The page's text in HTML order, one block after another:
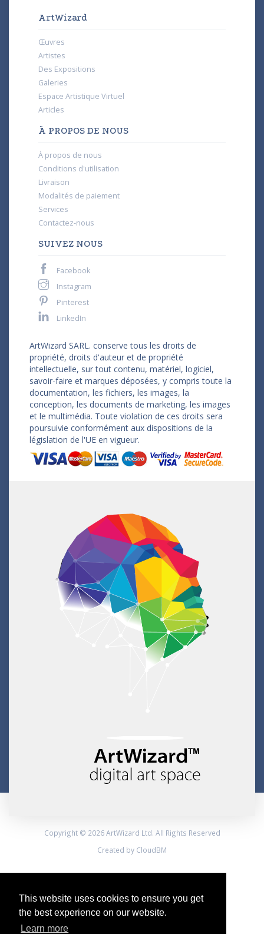
This website uses cookies to ensure you get
the best experience on our website.
Learn more
ArtWizard
Œuvres
Artistes
Des Expositions
Galeries
Espace Artistique Virtuel
Articles
À PROPOS DE NOUS
À propos de nous
Conditions d'utilisation
Livraison
Modalités de paiement
Services
Contactez-nous
SUIVEZ NOUS
Facebook
Instagram
Pinterest
LinkedIn
ArtWizard SARL. conserve tous les droits de
propriété, droits d'auteur et de propriété
intellectuelle, sur tout contenu, matériel, logiciel,
savoir-faire et marques déposées, y compris toute la
documentation, les fichiers, les images, la
conception, les documents de marketing, les images
et le multimédia. Toute violation de ces droits sera
poursuivie conformément aux dispositions de la
législation de l'UE en vigueur.
Copyright © 2026 ArtWizard Ltd. All Rights Reserved
Created by CloudBM